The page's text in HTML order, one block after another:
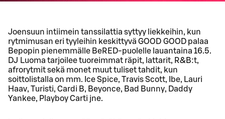
Joensuun intiimein tanssilattia syttyy liekkeihin, kun
rytmimusan eri tyyleihin keskittyvä GOOD GOOD palaa
Bepopin pienemmälle BeRED-puolelle lauantaina 16.5.
DJ Luoma tarjoilee tuoreimmat räpit, lattarit, R&B:t,
afrorytmit sekä monet muut tuliset tahdit, kun
soittolistalla on mm. Ice Spice, Travis Scott, Ibe, Lauri
Haav, Turisti, Cardi B, Beyonce, Bad Bunny, Daddy
Yankee, Playboy Carti jne.